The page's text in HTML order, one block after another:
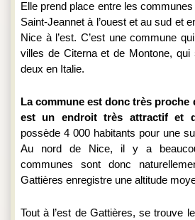
Elle prend place entre les
Saint-Jeannet à l’ouest et au sud et
Nice à l’est. C’est une commune
villes de Citerna et de Montone, qui
deux en Italie.
La commune est donc très proche
est un endroit très attractif et
possède 4 000 habitants pour une
Au nord de Nice, il y a
communes sont donc
Gattières enregistre une altitude
Tout à l’est de Gattières, se trouve